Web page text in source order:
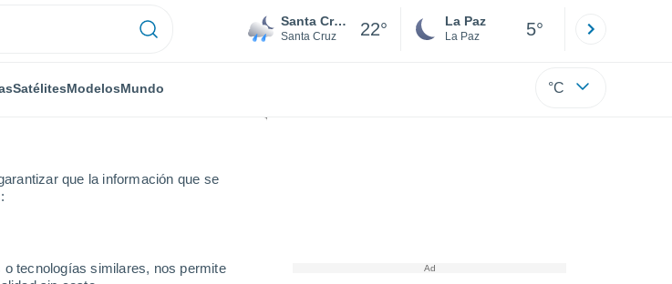
que la información que se
o tecnologías similares, nos permite
Santa Cruz de la Sierra
Santa Cruz 22° La Paz
La Paz 5°
SatélitesModelosMundo °C